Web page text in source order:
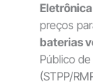
preços
baterias
Público
(STPP/